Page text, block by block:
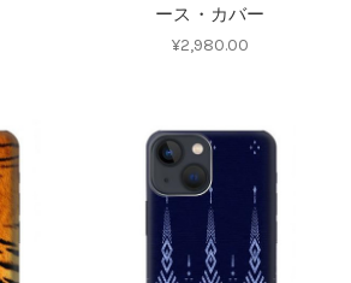
ース・カバー
¥2,980.00